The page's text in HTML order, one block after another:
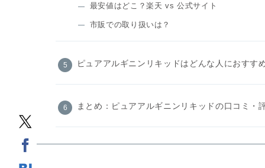
最安値はどこ？楽天 vs 公式サイト
市販での取り扱いは？
ピュアアルギニンリキッドはどんな人におすす
まとめ：ピュアアルギニンリキッドの口コミ・